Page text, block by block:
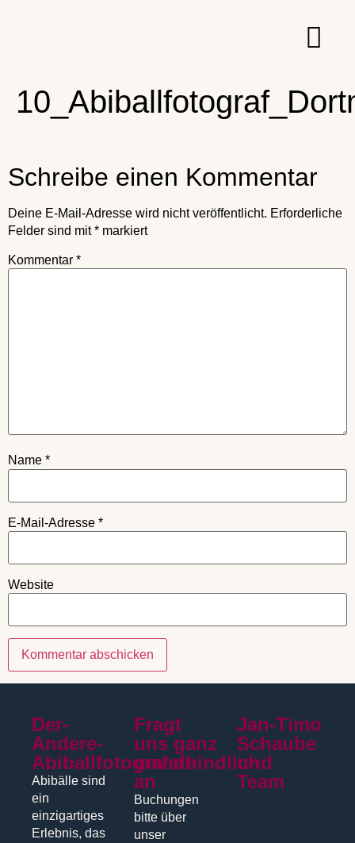
Schreibe einen Kommentar
Deine E-Mail-Adresse wird nicht veröffentlicht. Erforderliche
Felder sind mit* markiert
Kommentar *
Name *
E-Mail-Adresse *
Website
Der-
Andere-
Abiballfotograf.de
Abibälle sind
ein
einzigartiges
Erlebnis, das
Fragt
uns ganz
unverbindlich
an
Buchungen
bitte über
unser
Jan-Timo
Schaube
und
Team